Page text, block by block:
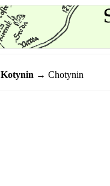
Kotynin → Chotynin